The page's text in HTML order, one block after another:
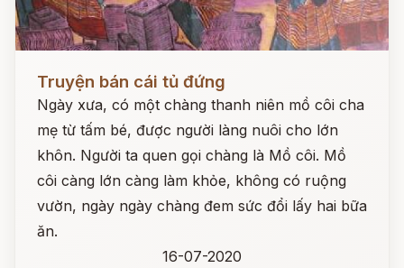
Truyện bán cái tủ đứng
Ngày xưa, có một chàng thanh niên mồ côi cha
mẹ từ tấm bé, được người làng nuôi cho lớn
khôn. Người ta quen gọi chàng là Mồ côi. Mồ
côi càng lớn càng làm khỏe, không có ruộng
vườn, ngày ngày chàng đem sức đổi lấy hai bữa
ăn.
16-07-2020